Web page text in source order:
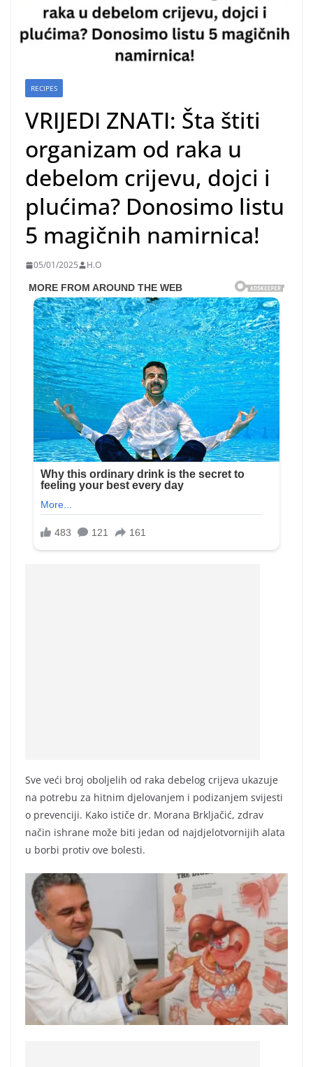
RECIPES
VRIJEDI ZNATI: Šta štiti
organizam od raka u
debelom crijevu, dojci i
plućima? Donosimo listu
5 magičnih namirnica!
05/01/2025 H.O
Sve veći broj oboljelih od raka debelog crijeva ukazuje
na potrebu za hitnim djelovanjem i podizanjem svijesti
o prevenciji. Kako ističe dr. Morana Brkljačić, zdrav
način ishrane može biti jedan od najdjelotvornijih alata
u borbi protiv ove bolesti.